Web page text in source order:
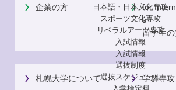
日本語・日本文化専攻
スポーツ文化専攻
リベラルアーツ専攻
入試情報
入試情報
選抜制度
選抜スケジュール
企業の方
for
s
留学生
札幌大学について 学群専攻